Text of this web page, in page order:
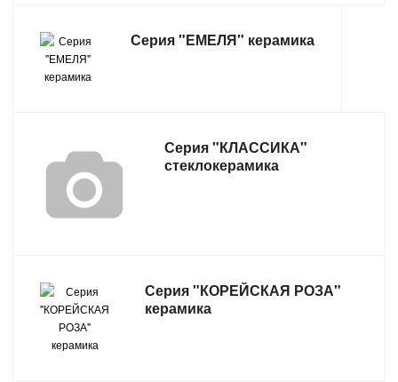
Серия "ЕМЕЛЯ" керамика
Серия "КЛАССИКА"
стеклокерамика
Серия "КОРЕЙСКАЯ РОЗА"
керамика